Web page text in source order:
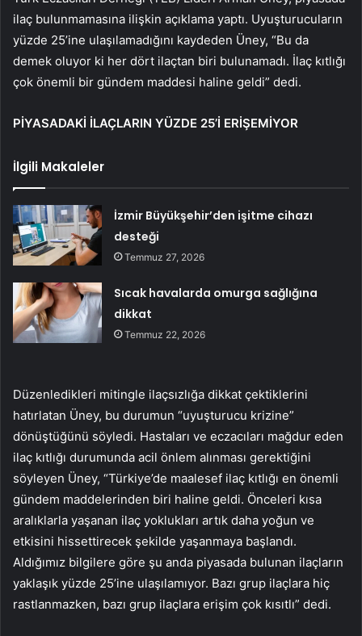
ilaç bulunmamasına ilişkin açıklama yaptı. Uyuşturucuların
yüzde 25’ine ulaşılamadığını kaydeden Üney, “Bu da
demek oluyor ki her dört ilaçtan biri bulunamadı. İlaç kıtlığı
çok önemli bir gündem maddesi haline geldi” dedi.
PİYASADAKİ İLAÇLARIN YÜZDE 25’İ ERİŞEMİYOR
İlgili Makaleler
İzmir Büyükşehir’den işitme cihazı
desteği
Temmuz 27, 2026
Sıcak havalarda omurga sağlığına
dikkat
Temmuz 22, 2026
Düzenledikleri mitingle ilaçsızlığa dikkat çektiklerini
hatırlatan Üney, bu durumun “uyuşturucu krizine”
dönüştüğünü söyledi. Hastaları ve eczacıları mağdur eden
ilaç kıtlığı durumunda acil önlem alınması gerektiğini
söyleyen Üney, “Türkiye’de maalesef ilaç kıtlığı en önemli
gündem maddelerinden biri haline geldi. Önceleri kısa
aralıklarla yaşanan ilaç yoklukları artık daha yoğun ve
etkisini hissettirecek şekilde yaşanmaya başlandı.
Aldığımız bilgilere göre şu anda piyasada bulunan ilaçların
yaklaşık yüzde 25’ine ulaşılamıyor. Bazı grup ilaçlara hiç
rastlanmazken, bazı grup ilaçlara erişim çok kısıtlı” dedi.